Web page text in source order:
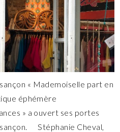
« Mademoiselle part en
éphémère
» a ouvert ses portes
Stéphanie Cheval,